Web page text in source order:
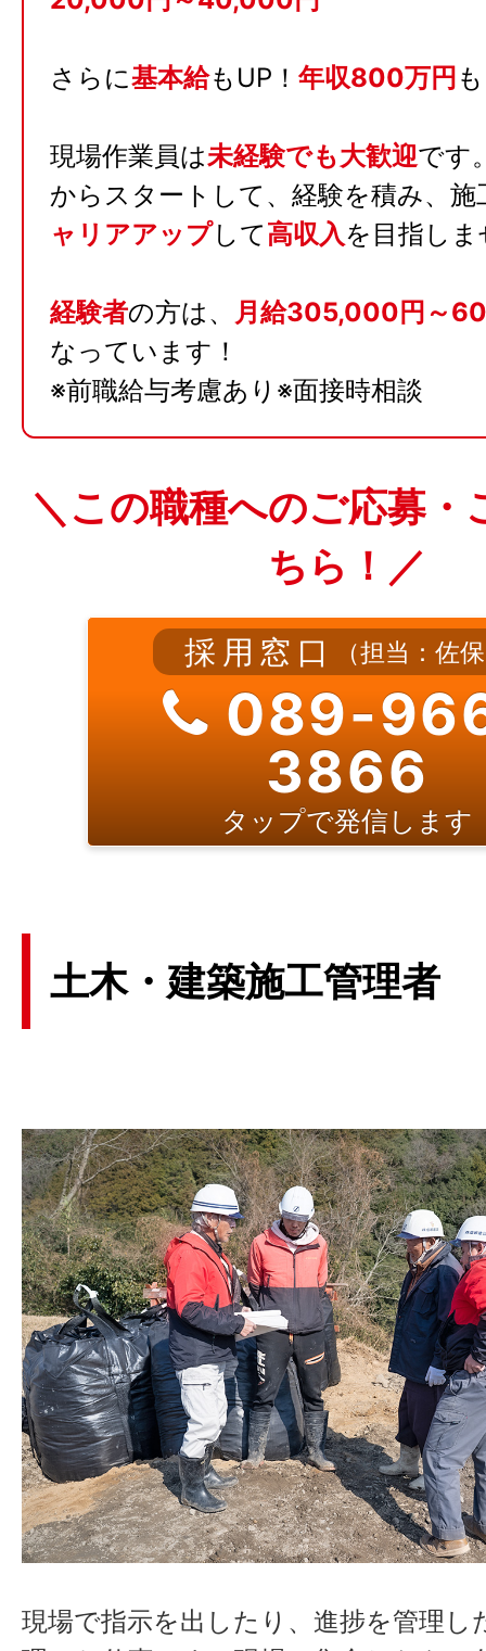
さらに基本給もUP！ 年収800万円
現場作業員は未経験でも大歓迎です
からスタートして、経験を積み、施
ャリアアップして高収入を目指し
経験者の方は、
月給305,000円～
なっています！
※前職給与考慮あり※面接時相談
＼この職種へのご応募・
ちら！／
採用窓口 （担当：佐
089-
3866
タップで発信します
土木・建築施工管理者
現場で指示を出したり、進捗を管理し